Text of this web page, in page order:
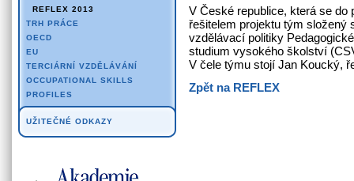
REFLEX 2013
TRH PRÁCE
OECD
EU
TERCIÁRNÍ VZDĚLÁVÁNÍ
OCCUPATIONAL SKILLS
PROFILES
UŽITEČNÉ ODKAZY
V České republice, která se do
řešitelem projektu tým složený
vzdělávací politiky
studium vysokého školství
V čele týmu stojí Jan Koucký,
Zpět na REFLEX